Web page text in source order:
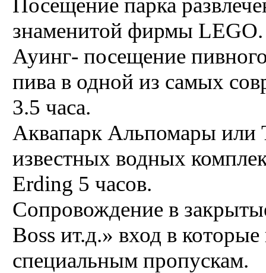
знаменитой фирмы LEGO.
Ауинг- посещение
пива в одной из самых
3.5 часа.
Аквапарк Альпомары
известных водных
Erding 5 часов.
Сопровождение в
Boss ит.д.» вход в
специальным пропускам.